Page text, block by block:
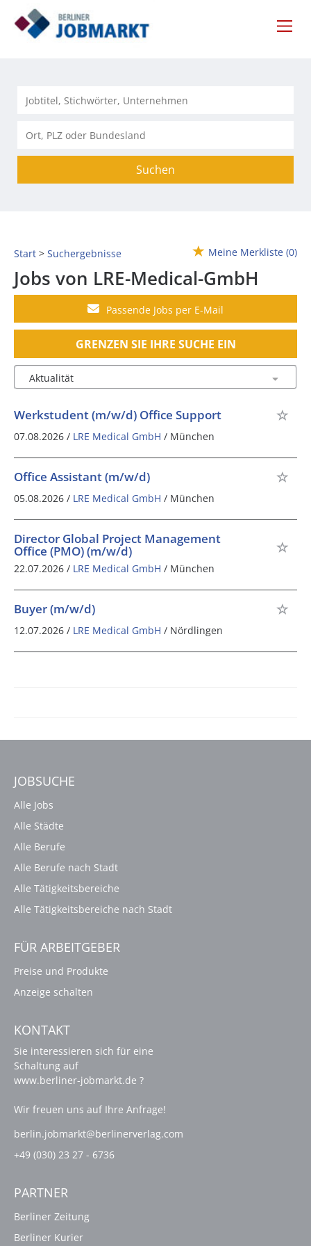
Suchen
Start Suchergebnisse Meine Merkliste (0)
Jobs von LRE-Medical-GmbH
Passende Jobs per E-Mail
GRENZEN SIE IHRE SUCHE EIN
Werkstudent (m/w/d) Office Support
07.08.2026 / LRE Medical GmbH / München
Office Assistant (m/w/d)
05.08.2026 / LRE Medical GmbH / München
Director Global Project Management
Office (PMO) (m/w/d)
22.07.2026 / LRE Medical GmbH / München
Buyer (m/w/d)
12.07.2026 / LRE Medical GmbH / Nördlingen
JOBSUCHE
Alle Jobs
Alle Städte
Alle Berufe
Alle Berufe nach Stadt
Alle Tätigkeitsbereiche
Alle Tätigkeitsbereiche nach Stadt
FÜR ARBEITGEBER
Preise und Produkte
Anzeige schalten
KONTAKT
Sie interessieren sich für eine
Schaltung auf
www.berliner-jobmarkt.de ?
Wir freuen uns auf Ihre Anfrage!
berlin.jobmarkt@berlinerverlag.com
+49 (030) 23 27 - 6736
PARTNER
Berliner Zeitung
Berliner Kurier